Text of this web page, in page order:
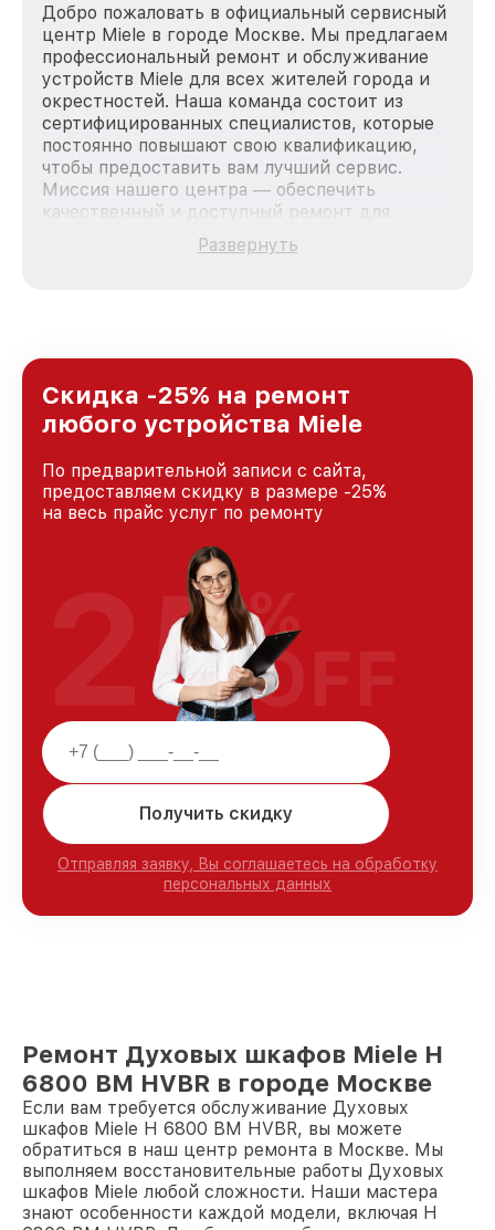
Добро пожаловать в официальный сервисный
центр Miele в городе Москве. Мы предлагаем
профессиональный ремонт и обслуживание
устройств Miele для всех жителей города и
окрестностей. Наша команда состоит из
сертифицированных специалистов, которые
постоянно повышают свою квалификацию,
чтобы предоставить вам лучший сервис.
Миссия нашего центра — обеспечить
качественный и доступный ремонт для
каждого пользователя продукции Miele, вне
зависимости от сложности поломки. Мы
и лояльности наших клиентов.
Развернуть
Скидка -25% на ремонт
любого устройства Miele
По предварительной записи с сайта,
предоставляем скидку в размере -25%
на весь прайс услуг по ремонту
Получить скидку
Отправляя заявку, Вы соглашаетесь на обработку
персональных данных
25%
OFF
Ремонт Духовых шкафов Miele H
6800 BM HVBR в городе Москве
Если вам требуется обслуживание Духовых
шкафов Miele H 6800 BM HVBR, вы можете
обратиться в наш центр ремонта в Москве. Мы
выполняем восстановительные работы Духовых
шкафов Miele любой сложности. Наши мастера
знают особенности каждой модели, включая H